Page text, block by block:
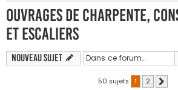
Ouvrages de charpente,
et escaliers
Nouveau sujet
50 sujets 1 2